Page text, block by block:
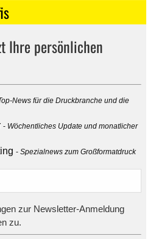
Ihre persönlichen
News für die Druckbranche und die
Wöchentliches Update und monatlicher
Spezialnews zum Großformatdruck
zur Newsletter-Anmeldung
zu.